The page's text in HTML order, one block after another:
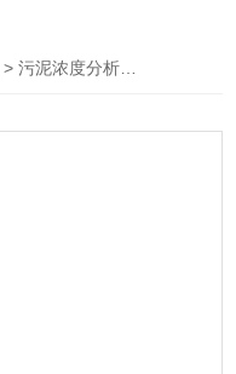
>污泥浓度分析仪